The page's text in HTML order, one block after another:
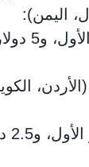
اليمن):
25 دولارًا
(الأردن،
9